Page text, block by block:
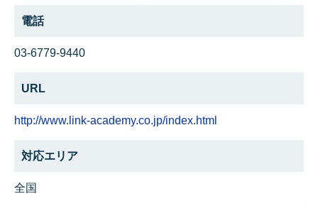
電話
03-6779-9440
URL
http://www.link-academy.co.jp/index.html
対応エリア
全国